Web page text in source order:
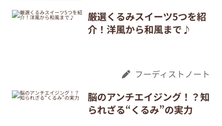
厳選くるみスイーツ5つを紹
介！洋風から和風まで♪
フーディストノート
脳のアンチエイジング！？知
られざる“くるみ”の実力